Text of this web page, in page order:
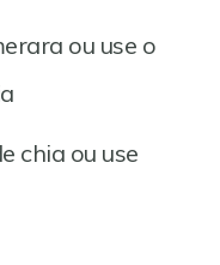
ou use o
chia ou use